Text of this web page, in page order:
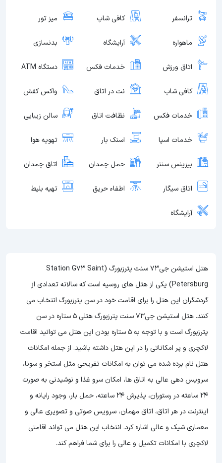
ترانسفر کافی شاپ میز تور
ماهواره آرایشگاه بدنسازی
اتاق ورزش خدمات فکس دستگاه ATM
کافی شاپ نت در اتاق واکس کفش
خدمات فکس نظافت اتاق سالن زیبایی
خدمات اسپا اسنک بار تهویه هوا
بیزینس سنتر حمل چمدان اتاق چمدان
اتاق سیگار اطفاء حریق تهیه بلیط
آرایشگاه
هتل استیشن جی73 سنت پترزبورگ (Station G73 Saint
Petersburg) یکی از هتل های روسیه است که سالانه تعدادی از
گردشگران این هتل را برای اقامت خود در سن پترزبورگ انتخاب می
کنند. هتل استیشن جی73 سنت پترزبورگ هتلی 5 ستاره در سن
پترزبورگ است و با توجه به 5 ستاره بودن این هتل
می توانید اقامت
لاکچری و پر امکاناتی را در این هتل داشته باشید. از جمله امکانات
هتل نام برده شده می توان به امکانات تفریحی مثل استخر و سونا،
سرویس دهی عالی به اتاق ها، امکان سرو غذا و نوشیدنی به صورت
24 ساعته در رستوران، پذیرش 24 ساعته، حمل بار، وجود رایانه و
اینترنت در هر اتاق، اتاق مهمان، سرویس صوتی و تصویری عالی و
معماری شیک و عالی اشاره کرد. انتخاب این هتل می تواند اقامتی
لاکچری با امکانات تکمیل و عالی را برای شما فراهم کند.